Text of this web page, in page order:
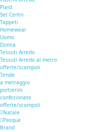
Plaid
Set Centri
Tappeti
Homewear
Uomo
Donna
Tessuti Arredo
Tessuti Arredo al metro
offerte/scampoli
Tende
a metraggio
portierini
confezionate
offerte/scampoli
Natale
Pasqua
Brand